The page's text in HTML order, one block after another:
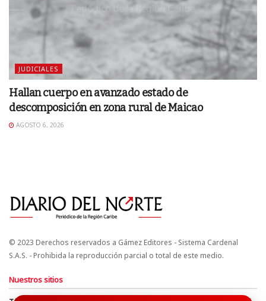
JUDICIALES
Hallan cuerpo en avanzado estado de
descomposición en zona rural de Maicao
AGOSTO 6, 2026
© 2023 Derechos reservados a Gámez Editores - Sistema Cardenal
S.A.S. - Prohibida la reproducción parcial o total de este medio.
Nuestros sitios